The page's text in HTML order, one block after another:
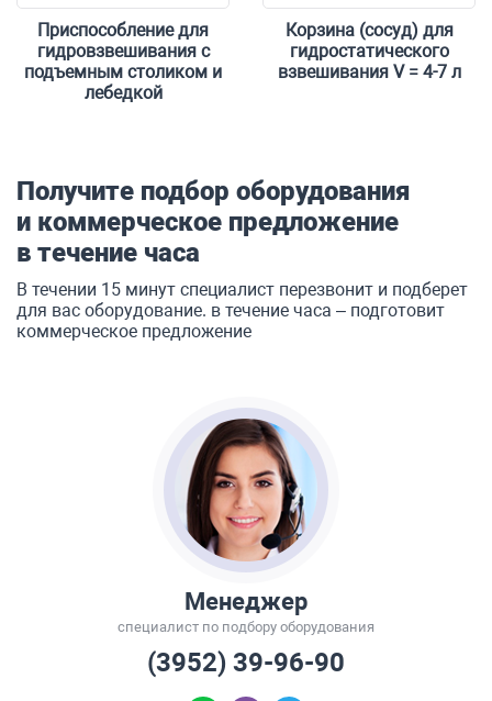
Приспособление для
гидровзвешивания с
подъемным столиком и
лебедкой
Корзина (сосуд) для
гидростатического
взвешивания V = 4-7 л
Форма обратной связи
Получите подбор оборудования
и коммерческое предложение
в течение часа
В течении 15 минут специалист перезвонит и подберет
для вас оборудование. в течение часа – подготовит
коммерческое предложение
Менеджер
специалист по подбору оборудования
(3952) 39-96-90